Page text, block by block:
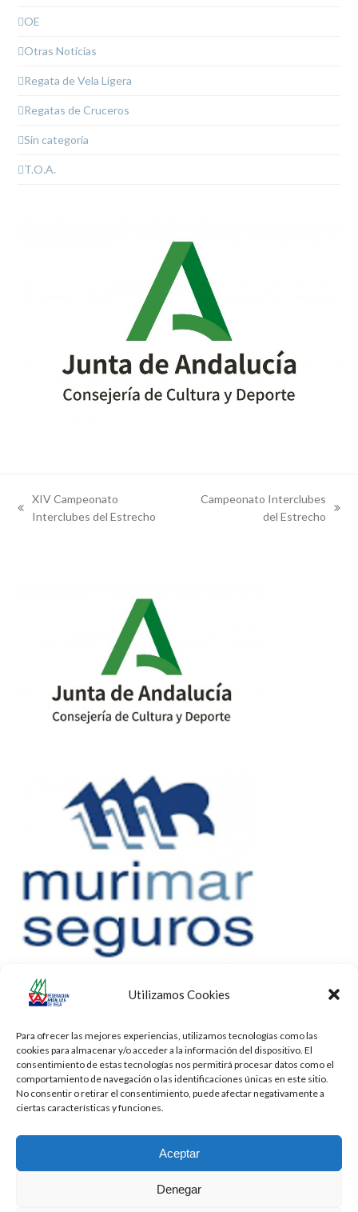
Utilizamos Cookies
Para ofrecer las mejores experiencias, utilizamos tecnologías como las
cookies para almacenar y/o acceder a la información del dispositivo. El
consentimiento de estas tecnologías nos permitirá procesar datos como el
comportamiento de navegación o las identificaciones únicas en este sitio.
No consentir o retirar el consentimiento, puede afectar negativamente a
ciertas características y funciones.
Aceptar
Denegar
OE
Otras Noticias
Regata de Vela Ligera
Regatas de Cruceros
Sin categoría
T.O.A.
previous
XIV Campeonato
Interclubes del Estrecho
Campeonato Interclubes
del Estrecho